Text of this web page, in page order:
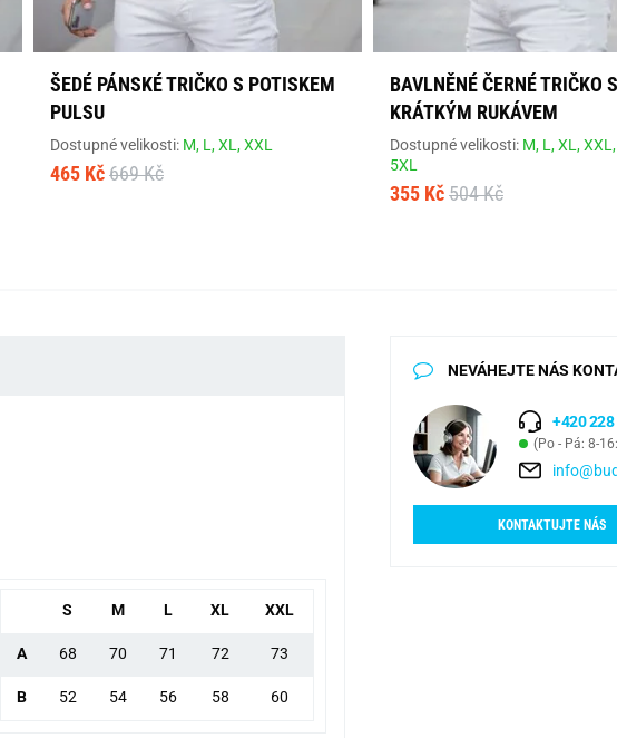
ŠEDÉ PÁNSKÉ TRIČKO S POTISKEM
PULSU
Dostupné velikosti: M, L,XL,XXL
465 Kč 669 Kč
BAVLNĚNÉ ČERNÉ TRIČKO S
KRÁTKÝM RUKÁVEM
Dostupné velikosti: M, L,XL,XXL,
5XL
355 Kč 504 Kč
S M L XL XXL
A 68 70 71 72 73
B 52 54 56 58 60
NEVÁHEJTE NÁS
+420 228
(Po - Pá: 8-
KONTAKTUJTE NÁS